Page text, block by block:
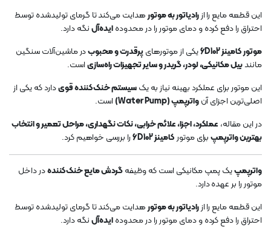
این قطعه مایع را ازرادیاتور به موتورهدایت می‌کند تا گرمای تولیدشده توسط
احتراق را دفع کرده و دمای موتور را در محدودهایده‌آلنگه دارد.
موتور کامینز 6D102
یکی از موتورهایپرقدرت و محبوبدر ماشین‌آلات سنگین
مانندبیل مکانیکی، لودر، گریدر و سایر تجهیزات راه‌سازیاست.
این موتور برای عملکرد بهینه نیاز به یکسیستم خنک‌کننده قویدارد که یکی از
اصلی‌ترین اجزای آنواترپمپ (Water Pump)
است.
در این مقاله، عملکرد، اجزا، علائم خرابی، نکات نگهداری، مراحل تعمیر و انتخاب
بهترین واترپمپبرای موتورکامینز 6D102 را بررسی خواهیم کرد.
واترپمپیک پمپ مکانیکی است که وظیفهگردش مایع خنک‌کنندهدر داخل
موتور را بر عهده دارد.
این قطعه مایع را ازرادیاتور به موتورهدایت می‌کند تا گرمای تولیدشده توسط
احتراق را دفع کرده و دمای موتور را در محدودهایده‌آلنگه دارد.